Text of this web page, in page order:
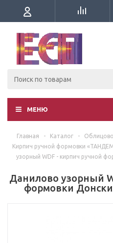
МЕНЮ
Главная - Каталог -
Кирпич ручной формовки
узорный WDF - кирпич ручной
Данилово узорный
формовки